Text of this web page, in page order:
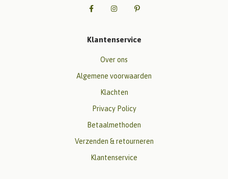
Klantenservice
Over ons
Algemene voorwaarden
Klachten
Privacy Policy
Betaalmethoden
Verzenden & retourneren
Klantenservice